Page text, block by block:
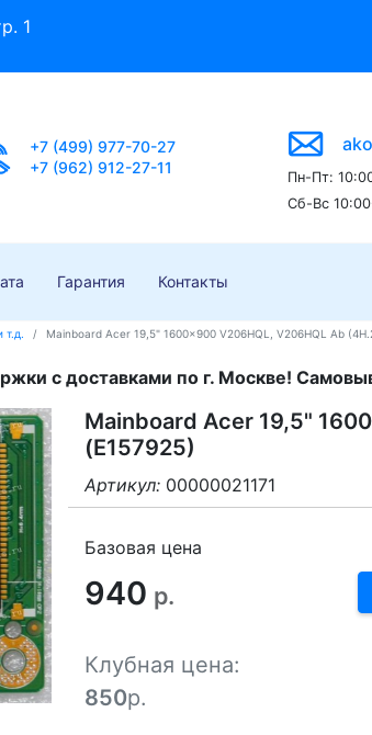
1
+7 (499) 977-70-27
+7 (962) 912-27-11
Пн-Пт:
Сб-Вс
Гарантия Контакты
т.д. Mainboard Acer 19,5" 1600x900 V206HQL, V206HQL Ab
с доставками по г. Москве!
Mainboard Acer 19,5"
(E157925)
Артикул: 00000021171
Базовая цена
940 р.
Клубная цена:
850р.